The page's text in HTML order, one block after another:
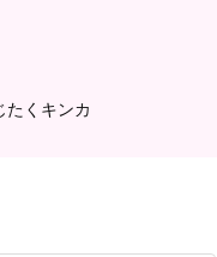
たくキンカ